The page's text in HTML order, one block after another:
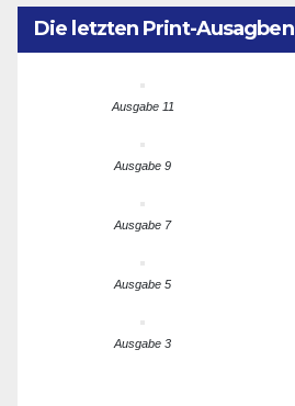
Die letzten Print-Ausagben
Ausgabe 11
Ausgabe 9
Ausgabe 7
Ausgabe 5
Ausgabe 3